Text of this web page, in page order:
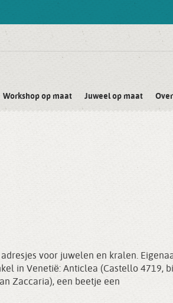
Workshop op maat Juweel op maat
voor juwelen en kralen.
in Venetië: Anticlea (Castello 4719,
Zaccaria), een beetje een